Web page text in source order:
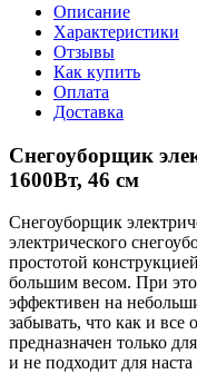
Описание
Характеристики
Отзывы
Как купить
Оплата
Доставка
Снегоуборщик
1600Вт, 46 см
Снегоуборщик
электрического
простотой
большим весом. При
эффективен на
забывать, что как и
предназначен только
и не подходит для